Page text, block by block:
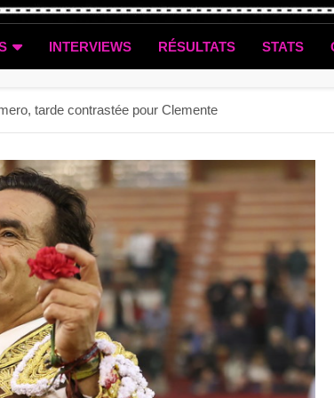
INTERVIEWS RÉSULTATS STATS
tarde contrastée pour Clemente